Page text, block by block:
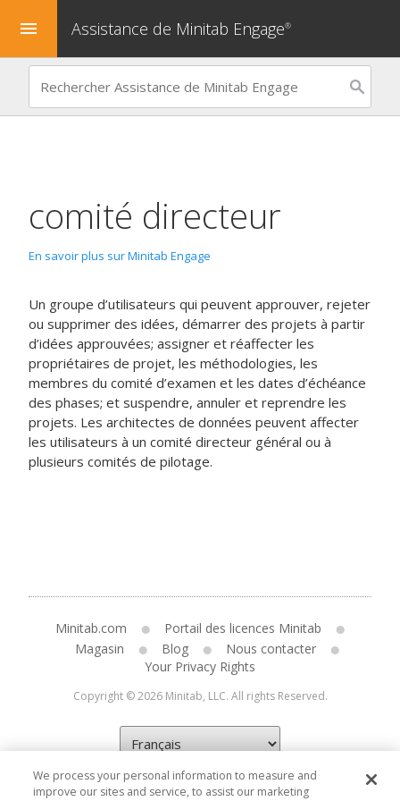
menu Assistance de Minitab Engage®
comité directeur
En savoir plus sur Minitab Engage
Un groupe d’utilisateurs qui peuvent approuver, rejeter
ou supprimer des idées, démarrer des projets à partir
d’idées approuvées; assigner et réaffecter les
propriétaires de projet, les méthodologies, les
membres du comité d’examen et les dates d’échéance
des phases; et suspendre, annuler et reprendre les
projets. Les architectes de données peuvent affecter
les utilisateurs à un comité directeur général ou à
plusieurs comités de pilotage.
Minitab.com
Portail des licences Minitab
Magasin
Blog
Nous contacter
Your Privacy Rights
Copyright © 2026 Minitab, LLC. All rights Reserved.
We process your personal information to measure and
improve our sites and service, to assist our marketing